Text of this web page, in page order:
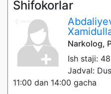
Shifokorlar
Narkolog,
Ish staji:
Jadval:
11:00 dan 14:00 gacha